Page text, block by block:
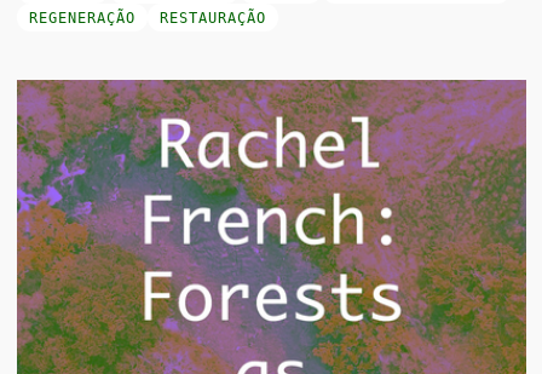
REGENERAÇÃO
RESTAURAÇÃO